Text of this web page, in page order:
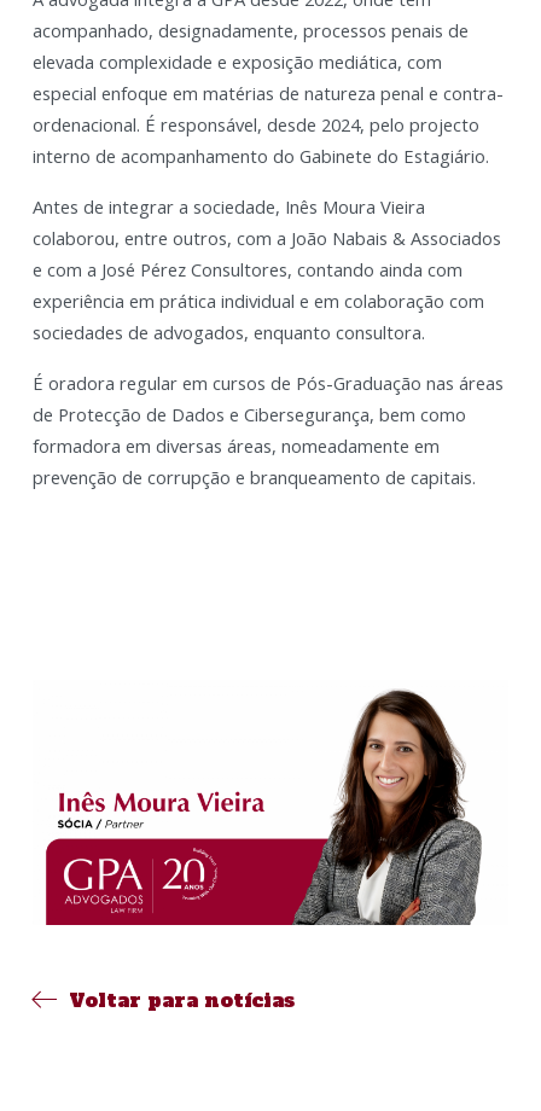
acompanhado, designadamente, processos penais de
elevada complexidade e exposição mediática, com
especial enfoque em matérias de natureza penal e contra-
ordenacional. É responsável, desde 2024, pelo projecto
interno de acompanhamento do Gabinete do Estagiário.
Antes de integrar a sociedade, Inês Moura Vieira
colaborou, entre outros, com a João Nabais & Associados
e com a José Pérez Consultores, contando ainda com
experiência em prática individual e em colaboração com
sociedades de advogados, enquanto consultora.
É oradora regular em cursos de Pós-Graduação nas áreas
de Protecção de Dados e Cibersegurança, bem como
formadora em diversas áreas, nomeadamente em
prevenção de corrupção e branqueamento de capitais.
Voltar para notícias